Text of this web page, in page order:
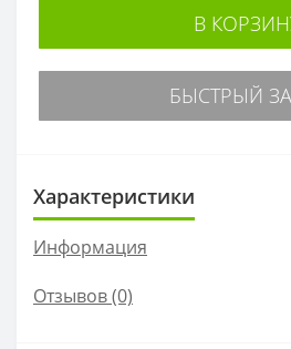
В
БЫСТРЫЙ
Характеристики
Информация
Отзывов (0)